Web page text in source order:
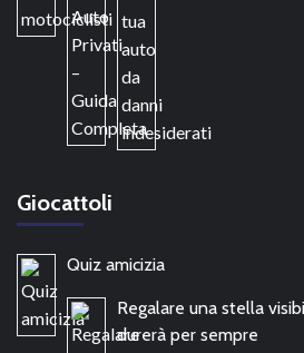
Giocattoli
Quiz amicizia
Regalare una stella
durerà per sempre